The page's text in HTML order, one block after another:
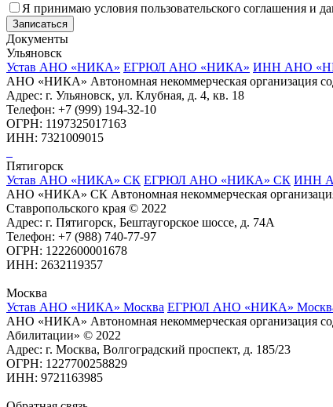
Я принимаю условия пользовательского соглашения и
Записаться
Документы
Ульяновск
Устав АНО «НИКА» ЕГРЮЛ АНО «НИКА» ИНН АНО
АНО «НИКА» Автономная некоммерческая организация
Адрес: г. Ульяновск, ул. Клубная, д. 4, кв. 18
Телефон: +7 (999) 194-32-10
ОГРН: 1197325017163
ИНН: 7321009015
Пятигорск
Устав АНО «НИКА» СК ЕГРЮЛ АНО «НИКА» СК ИНН
АНО «НИКА» СК Автономная некоммерческая
Ставропольского края © 2022
Адрес: г. Пятигорск, Бештаугорское шоссе, д. 74А
Телефон: +7 (988) 740-77-97
ОГРН: 1222600001678
ИНН: 2632119357
Москва
Устав АНО «НИКА» Москва ЕГРЮЛ АНО «НИКА»
АНО «НИКА» Автономная некоммерческая организация
Абилитации» © 2022
Адрес: г. Москва, Волгоградский проспект, д. 185/23
ОГРН: 1227700258829
ИНН: 9721163985